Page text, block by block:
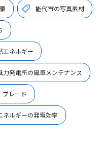
能代市の写真素材
エネルギー
力発電所の風車メンテナンス
ブレード
ネルギーの発電効率